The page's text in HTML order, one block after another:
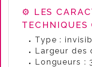
⚙️ LES
TECHNIQUES
Type :
Largeur des
Longueurs :